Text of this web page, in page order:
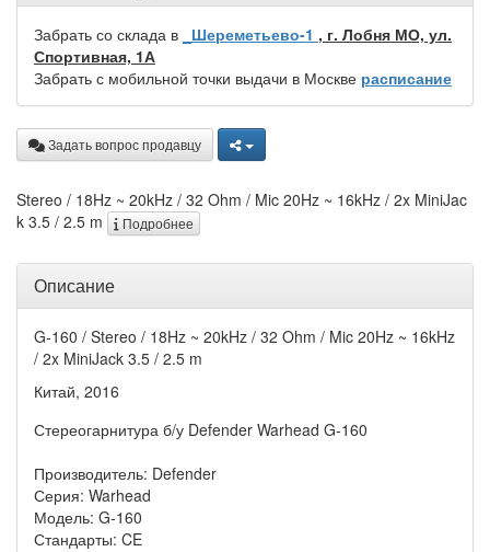
Забрать со склада в _Шереметьево-1 , г. Лобня МО, ул.
Спортивная, 1А
Забрать с мобильной точки выдачи в Москве расписание
Задать вопрос продавцу
Stereo / 18Hz ~ 20kHz / 32 Ohm / Mic 20Hz ~ 16kHz / 2x MiniJac
k 3.5 / 2.5 m
Подробнее
Описание
G-160 / Stereo / 18Hz ~ 20kHz / 32 Ohm / Mic 20Hz ~ 16kHz
/ 2x MiniJack 3.5 / 2.5 m
Китай, 2016
Стереогарнитура б/у Defender Warhead G-160
Производитель: Defender
Серия: Warhead
Модель: G-160
Стандарты: CE